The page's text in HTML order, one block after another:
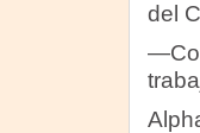
del